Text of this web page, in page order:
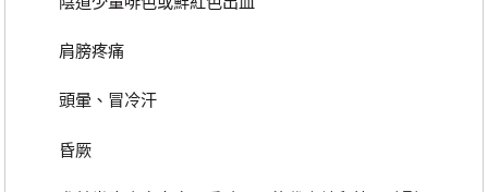
肩膀疼痛
頭暈、冒冷汗
昏厥